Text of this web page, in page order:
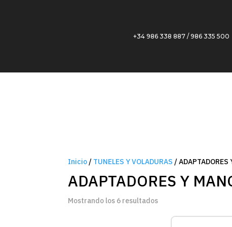
+34 986 338 887 / 986 335 500
Inicio/TUNELES Y VOLADURAS/
ADAPTADORES Y
Mostrando los 6 resultados